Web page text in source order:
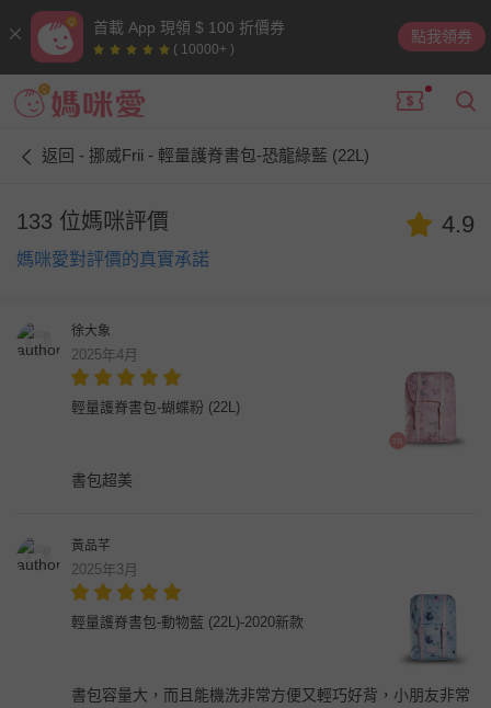
首載 App 現領 $ 100 折價券
( 10000+ )
點我領券
返回 - 挪威Frii - 輕量護脊書包-恐龍綠藍 (22L)
133 位媽咪評價
媽咪愛對評價的真實承諾
4.9
徐大象
2025年4月
輕量護脊書包-蝴蝶粉 (22L)
書包超美
黃品芊
2025年3月
輕量護脊書包-動物藍 (22L)-2020新款
書包容量大，而且能機洗非常方便又輕巧好背，小朋友非常